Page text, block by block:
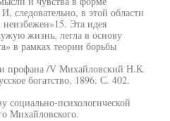
следовательно, в этой области
Эта идея
жизнь, легла в основу
в рамках теории борьбы
профана /V Михайловский Н.К.
богатство, 1896. С. 402.
социально-психологической
Михайловского.